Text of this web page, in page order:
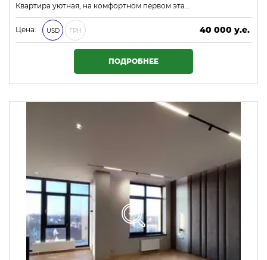
Квартира уютная, на комфортном первом эта…
Цена: USD ГРН
40 000 у.е.
1 720 000 ₴
ПОДРОБНЕЕ